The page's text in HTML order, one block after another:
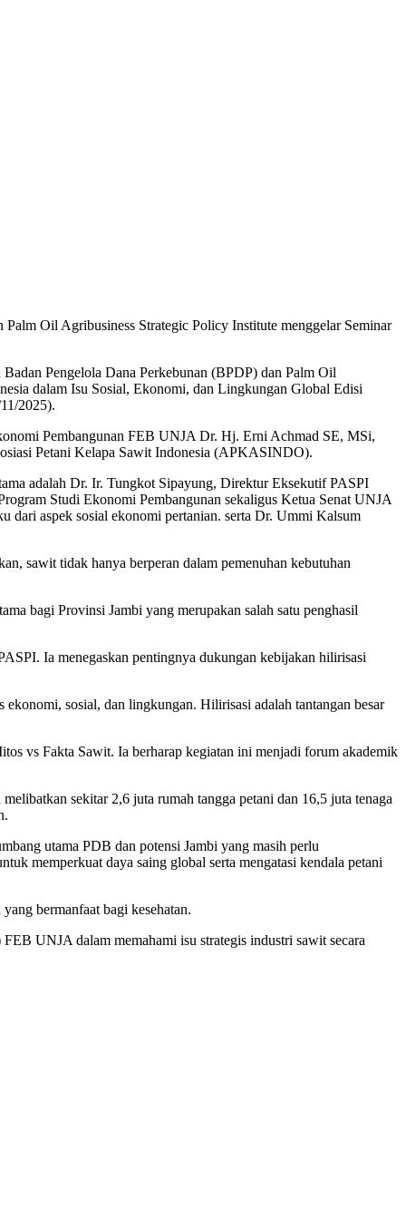
Oil Agribusiness Strategic Policy Institute menggelar Seminar
Pengelola Dana Perkebunan (BPDP) dan Palm Oil
dalam Isu Sosial, Ekonomi, dan Lingkungan Global Edisi
2025).
Pembangunan FEB UNJA Dr. Hj. Erni Achmad SE, MSi,
Petani Kelapa Sawit Indonesia (APKASINDO).
adalah Dr. Ir. Tungkot Sipayung, Direktur Eksekutif PASPI
Studi Ekonomi Pembangunan sekaligus Ketua Senat UNJA
aspek sosial ekonomi pertanian. serta Dr. Ummi Kalsum
sawit tidak hanya berperan dalam pemenuhan kebutuhan
bagi Provinsi Jambi yang merupakan salah satu penghasil
Ia menegaskan pentingnya dukungan kebijakan hilirisasi
sosial, dan lingkungan. Hilirisasi adalah tantangan besar
vs Fakta Sawit. Ia berharap kegiatan ini menjadi forum akademik
sekitar 2,6 juta rumah tangga petani dan 16,5 juta tenaga
utama PDB dan potensi Jambi yang masih perlu
memperkuat daya saing global serta mengatasi kendala petani
bermanfaat bagi kesehatan.
UNJA dalam memahami isu strategis industri sawit secara